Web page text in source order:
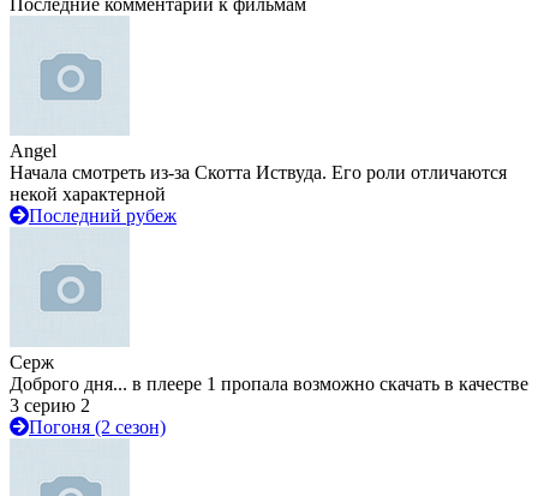
Последние комментарии к фильмам
Angel
Начала смотреть из-за Скотта Иствуда. Его роли отличаются
некой характерной
Последний рубеж
Серж
Доброго дня... в плеере 1 пропала возможно скачать в качестве
3 серию 2
Погоня (2 сезон)